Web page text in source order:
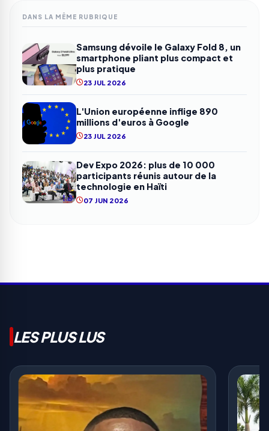
DANS LA MÊME RUBRIQUE
Samsung dévoile le Galaxy Fold 8, un
smartphone pliant plus compact et
plus pratique
23 JUL 2026
L'Union européenne inflige 890
millions d'euros à Google
23 JUL 2026
Dev Expo 2026: plus de 10 000
participants réunis autour de la
technologie en Haïti
07 JUN 2026
LES PLUS LUS